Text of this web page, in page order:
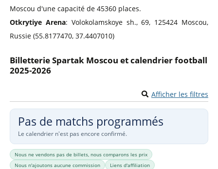
Moscou d'une capacité de 45360 places.
Otkrytiye Arena: Volokolamskoye sh., 69, 125424 Moscou,
Russie (55.8177470, 37.4407010)
Billetterie Spartak Moscou et calendrier football
2025-2026
Afficher les filtres
Pas de matchs programmés
Le calendrier n'est pas encore confirmé.
Nous ne vendons pas de billets, nous comparons les prix
Nous n'ajoutons aucune commission
Liens d'affiliation